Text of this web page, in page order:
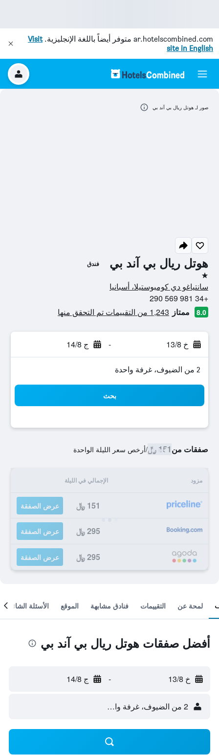
ar.hotelscombined.com متوفر أيضاً باللغة الإنجليزية.Visit
site in English
هوتل ريال بي آند بي فندق
نجمة واحدة
سانتياغو دي كومبوستيلا، أسبانيا
+34 981 569 290
8.0 ممتاز 1,243 من التقييمات تم التحقق منها
خ 13/8 - ج 14/8
2 من الضيوف، غرفة واحدة
بحث
صفقات من151 ﷼ /أرخص سعر الليلة الواحدة
مزود الإجمالي في الليلة
151 ﷼ عرض الصفقة
295 ﷼ عرض الصفقة
295 ﷼ عرض الصفقة
صور لـ هوتل ريال بي آند بي
لمحة عن التقييمات فنادق مشابهة الموقع الأسئلة الشائعة
أفضل صفقات هوتل ريال بي آند بي
خ 13/8 - ج 14/8
2 من الضيوف، غرفة واحدة